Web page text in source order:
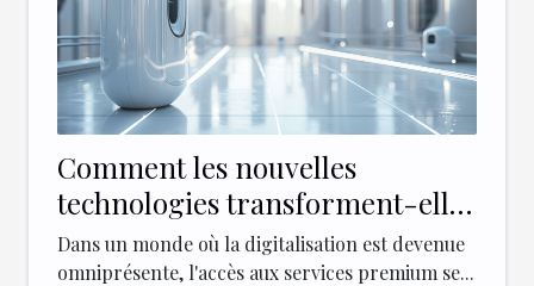
Comment les nouvelles
technologies transforment-elles
l'accès aux services premium ?
Dans un monde où la digitalisation est devenue
omniprésente, l'accès aux services premium se...